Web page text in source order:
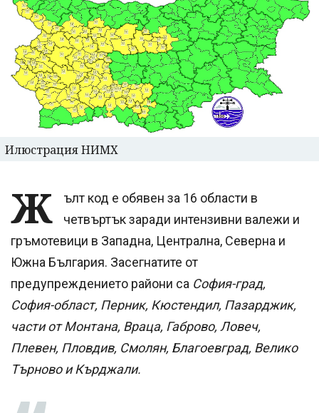
Илюстрация НИМХ
Ж
ълт код е обявен за 16 области в
четвъртък заради интензивни валежи и
гръмотевици в Западна, Централна, Северна и
Южна България. Засегнатите от
предупреждението райони са София-град,
София-област, Перник, Кюстендил, Пазарджик,
части от Монтана, Враца, Габрово, Ловеч,
Плевен, Пловдив, Смолян, Благоевград, Велико
Търново и Кърджали.